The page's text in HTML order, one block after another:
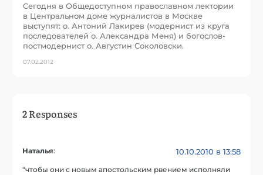
Сегодня в Общедоступном православном лектории
в Центральном доме журналистов в Москве
выступят: о. Антоний Лакирев (модернист из круга
последователей о. Александра Меня) и богослов-
постмодернист о. Августин Соколовски.
07.02.2012
2 Responses
Наталья: 10.10.2010 в 13:58
“чтобы они с новым апостольским рвением исполняли